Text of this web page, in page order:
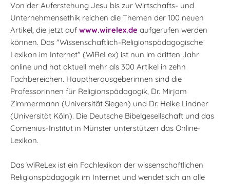
Von der Auferstehung Jesu bis zur Wirtschafts- und
Unternehmensethik reichen die Themen der 100 neuen
Artikel, die jetzt auf www.wirelex.de aufgerufen werden
können. Das "Wissenschaftlich-Religionspädagogische
Lexikon im Internet" (WiReLex) ist nun im dritten Jahr
online und hat aktuell mehr als 300 Artikel in zehn
Fachbereichen. Hauptherausgeberinnen sind die
Professorinnen für Religionspädagogik, Dr. Mirjam
Zimmermann (Universität Siegen) und Dr. Heike Lindner
(Universität Köln). Die Deutsche Bibelgesellschaft und das
Comenius-Institut in Münster unterstützen das Online-
Lexikon.
Das WiReLex ist ein Fachlexikon der wissenschaftlichen
Religionspädagogik im Internet und wendet sich an alle